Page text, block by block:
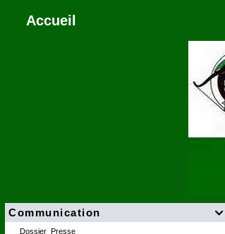
Accueil

Communication
Dossier_Presse